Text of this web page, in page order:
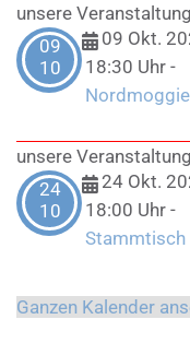
unsere
09
10
09 Okt.
18:30 Uhr -
unsere
24
10
24 Okt.
18:00 Uhr -
Stammtisch
Ganzen Kalender